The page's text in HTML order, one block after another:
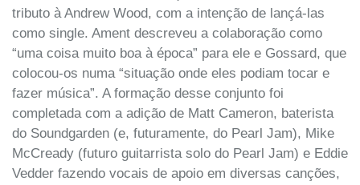
tributo à Andrew Wood, com a intenção de lançá-las
como single. Ament descreveu a colaboração como
“uma coisa muito boa à época” para ele e Gossard, que
colocou-os numa “situação onde eles podiam tocar e
fazer música”. A formação desse conjunto foi
completada com a adição de Matt Cameron, baterista
do Soundgarden (e, futuramente, do Pearl Jam), Mike
McCready (futuro guitarrista solo do Pearl Jam) e Eddie
Vedder fazendo vocais de apoio em diversas canções,